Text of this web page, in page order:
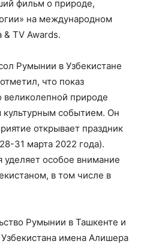
фильм о природе,
на международном
TV Awards.
Румынии в Узбекистане
что показ
великолепной природе
событием. Он
открывает праздник
31 марта 2022 года).
особое внимание
в том числе в
Румынии в Ташкенте и
имена Алишера